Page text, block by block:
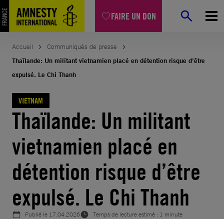
FAIRE UN DON
Aller
au
contenu
Accueil
Communiqués de presse
Thaïlande: Un militant vietnamien placé en détention risque d’être
expulsé. Le Chi Thanh
VIETNAM
Thaïlande: Un militant
vietnamien placé en
détention risque d’être
expulsé. Le Chi Thanh
Publié le 17.04.2026
Temps de lecture estimé : 1 minute